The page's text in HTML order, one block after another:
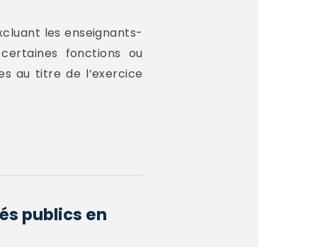
les enseignants-
fonctions ou
au titre de l’exercice
publics en